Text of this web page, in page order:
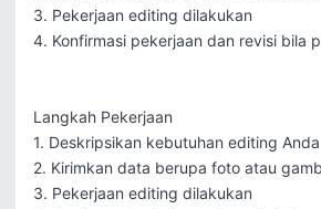
3. Pekerjaan editing dilakukan
4. Konfirmasi pekerjaan dan revisi bila
Langkah Pekerjaan
1. Deskripsikan kebutuhan editing Anda
2. Kirimkan data berupa foto atau
3. Pekerjaan editing dilakukan